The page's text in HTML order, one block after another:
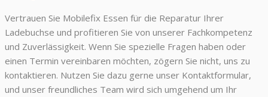
Vertrauen Sie Mobilefix Essen für die Reparatur Ihrer
Ladebuchse und profitieren Sie von unserer Fachkompetenz
und Zuverlässigkeit. Wenn Sie spezielle Fragen haben oder
einen Termin vereinbaren möchten, zögern Sie nicht, uns zu
kontaktieren. Nutzen Sie dazu gerne unser Kontaktformular,
und unser freundliches Team wird sich umgehend um Ihr